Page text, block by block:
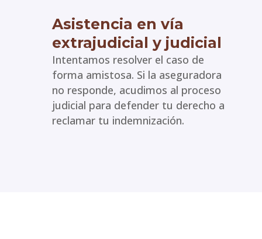
Asistencia en vía
extrajudicial y judicial
Intentamos resolver el caso de
forma amistosa. Si la aseguradora
no responde, acudimos al proceso
judicial para defender tu derecho a
reclamar tu indemnización.